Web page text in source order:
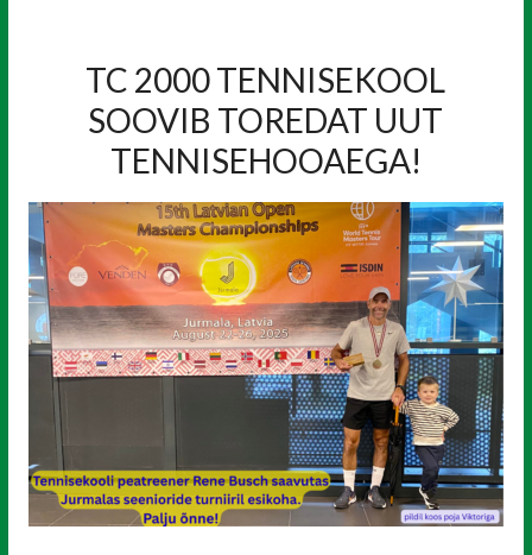
TC 2000 TENNISEKOOL
SOOVIB TOREDAT UUT
TENNISEHOOAEGA!